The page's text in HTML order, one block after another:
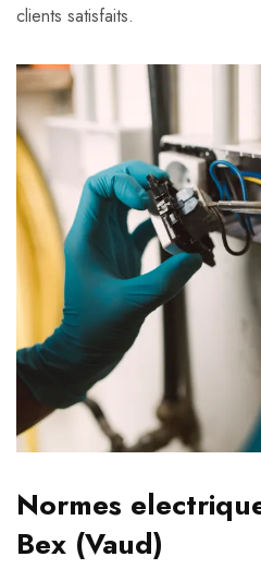
clients satisfaits.
Normes
Bex (Vaud)